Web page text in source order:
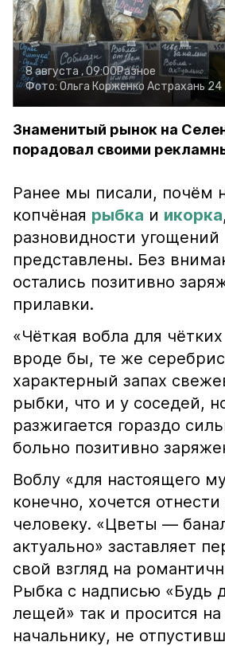
8 августа , 09:00Разное
Фото: Ольга Корженко Астрахань 24
Знаменитый рынок на
порадовал своими
Ранее мы писали, почём
копчёная рыбка и икорка
разновидности угощений
представлены. Без
остались позитивно
прилавки.
«Чёткая вобла для
вроде бы, те же
характерный запах
рыбки, что и у соседей,
разжигается гораздо
больно позитивно
Воблу «для настоящего
конечно, хочется
человеку. «Цветы —
актуально» заставляет
свой взгляд на
Рыбка с надписью «Будь
лещей» так и просится на
начальнику, не